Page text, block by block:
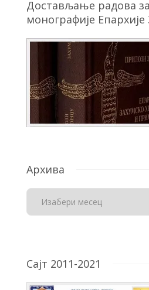
Достављање радова
монографије
Архива
Сајт 2011-2021